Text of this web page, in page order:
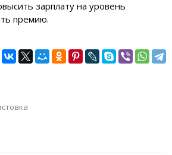
зарплату на уровень
премию.